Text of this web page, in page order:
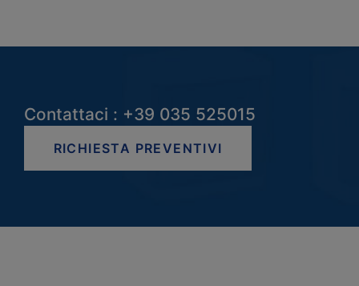
Contattaci : +39 035 525015
RICHIESTA PREVENTIVI